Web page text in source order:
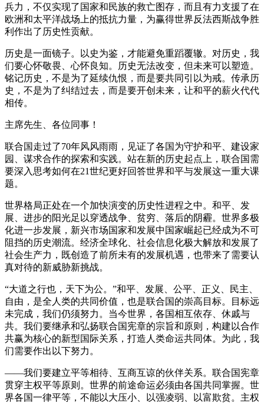
兵力，不仅实现了国家和民族的救亡图存，而且有力支援了在
欧洲和太平洋战场上的抵抗力量，为赢得世界反法西斯战争胜
利作出了历史性贡献。
历史是一面镜子。以史为鉴，才能避免重蹈覆辙。对历史，我
们要心怀敬畏、心怀良知。历史无法改变，但未来可以塑造。
铭记历史，不是为了延续仇恨，而是要共同引以为戒。传承历
史，不是为了纠结过去，而是要开创未来，让和平的薪火代代
相传。
主席先生、各位同事！
联合国走过了70年风风雨雨，见证了各国为守护和平、建设家
园、谋求合作的探索和实践。站在新的历史起点上，联合国需
要深入思考如何在21世纪更好回答世界和平与发展这一重大课
题。
世界格局正处在一个加快演变的历史性进程之中。和平、发
展、进步的阳光足以穿透战争、贫穷、落后的阴霾。世界多极
化进一步发展，新兴市场国家和发展中国家崛起已经成为不可
阻挡的历史潮流。经济全球化、社会信息化极大解放和发展了
社会生产力，既创造了前所未有的发展机遇，也带来了需要认
真对待的新威胁新挑战。
“大道之行也，天下为公。”和平、发展、公平、正义、民主、
自由，是全人类的共同价值，也是联合国的崇高目标。目标远
未完成，我们仍须努力。当今世界，各国相互依存、休戚与
共。我们要继承和弘扬联合国宪章的宗旨和原则，构建以合作
共赢为核心的新型国际关系，打造人类命运共同体。为此，我
们需要作出以下努力。
——我们要建立平等相待、互商互谅的伙伴关系。联合国宪章
贯穿主权平等原则。世界的前途命运必须由各国共同掌握。世
界各国一律平等，不能以大压小、以强凌弱、以富欺贫。主权